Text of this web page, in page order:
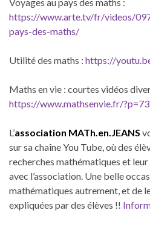
https://www.arte.tv/fr/videos/
pays-des-maths/
Utilité des maths : https://
Maths en vie : courtes vidéos
https://www.mathsenvie.fr/
L’association MATh.en.JEANS
sur sa chaîne You Tube, où des
recherches mathématiques et
avec l’association. Une belle
mathématiques autrement, et de
expliquées par des élèves !!